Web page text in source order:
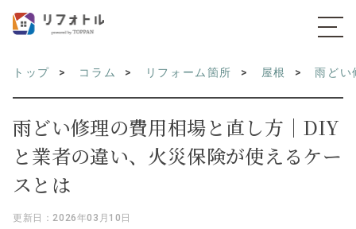
トップ コラム リフォーム箇所 屋根 雨どい
雨どい修理の費用相場と直し方｜DIY
と業者の違い、火災保険が使えるケー
スとは
更新日：2026年03月10日